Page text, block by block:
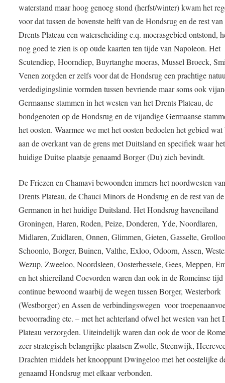
waterstand maar hoog genoeg stond (herfst/winter) kwam het
voor dat tussen de bovenste helft van de Hondsrug en de rest van
Drents Plateau een waterscheiding c.q. moerasgebied ontstond,
nog goed te zien is op oude kaarten ten tijde van Napoleon. Het
Scutendiep, Hoorndiep, Buyrtanghe moeras, Mussel Broeck,
Venen zorgden er zelfs voor dat de Hondsrug een prachtige
verdedigingslinie vormden tussen bevriende maar soms ook
Germaanse stammen in het westen van het Drents Plateau, de
bondgenoten op de Hondsrug en de vijandige Germaanse
het oosten. Waarmee we met het oosten bedoelen het gebied
aan de overkant van de grens met Duitsland en specifiek waar het
huidige Duitse plaatsje genaamd Borger (Du) zich bevindt.
De Friezen en Chamavi bewoonden immers het noordwesten
Drents Plateau, de Chauci Minors de Hondsrug en de rest van de
Germanen in het huidige Duitsland. Het Hondsrug haveneiland
Groningen, Haren, Roden, Peize, Donderen, Yde, Noordlaren,
Midlaren, Zuidlaren, Onnen, Glimmen, Gieten, Gasselte,
Schoonlo, Borger, Buinen, Valthe, Exloo, Odoorn, Assen,
Wezup, Zweeloo, Noordsleen, Oosterhessele, Gees, Meppen,
en het shiereiland Coevorden waren dan ook in de Romeinse tijd
continue bewoond waarbij de wegen tussen Borger, Westerbork
(Westborger) en Assen de verbindingswegen  voor
bevoorrading etc. – met het achterland ofwel het westen van het
Plateau verzorgden. Uiteindelijk waren dan ook de voor de
zeer strategisch belangrijke plaatsen Zwolle, Steenwijk,
Drachten middels het knooppunt Dwingeloo met het oostelijke
genaamd Hondsrug met elkaar verbonden.